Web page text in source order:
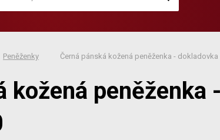
Peněženky Černá pánská kožená peněženka - dokladovka
kožená peněženka